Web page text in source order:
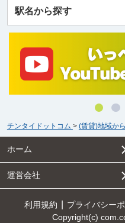
駅名から探す
チンタイドットコム > (賃貸)地域か
ホーム
運営会社
利用規約 プライバシー
Copyright(c)